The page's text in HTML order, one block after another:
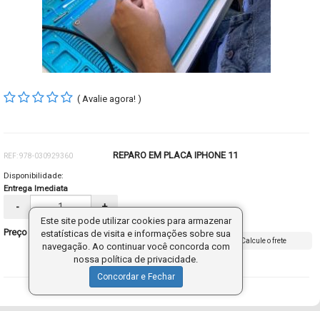
( Avalie agora! )
REF: 978-030929360 REPARO EM PLACA IPHONE 11
Disponibilidade:
Entrega Imediata
- +
Preço sob consulta
Calcule o frete
Este site pode utilizar cookies para armazenar
estatísticas de visita e informações sobre sua
navegação. Ao continuar você concorda com
nossa política de privacidade.
Concordar e Fechar